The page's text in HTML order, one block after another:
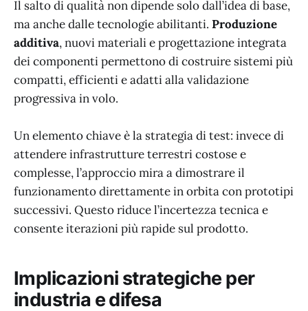
Il salto di qualità non dipende solo dall’idea di base,
ma anche dalle tecnologie abilitanti. Produzione
additiva, nuovi materiali e progettazione integrata
dei componenti permettono di costruire sistemi più
compatti, efficienti e adatti alla validazione
progressiva in volo.
Un elemento chiave è la strategia di test: invece di
attendere infrastrutture terrestri costose e
complesse, l’approccio mira a dimostrare il
funzionamento direttamente in orbita con prototipi
successivi. Questo riduce l’incertezza tecnica e
consente iterazioni più rapide sul prodotto.
Implicazioni strategiche per
industria e difesa